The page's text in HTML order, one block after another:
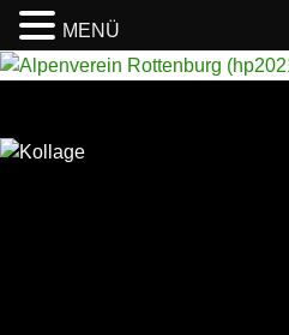
INHALT
MENÜ